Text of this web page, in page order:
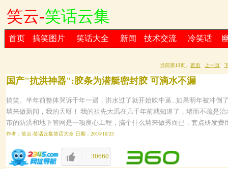
笑云-笑话云集
首页 搞笑图片 笑话大全 新闻 技术交流 冷笑话
当前第19页。 首页 上一页
国产"抗洪神器":胶条为潜艇密封胶 可滴水不漏
搞笑。半年前整体哭诉千年一遇，洪水过了就开始吹牛逼...如果明年被冲倒
墙来做新闻，我的天呀！ 我的祖先大禹在几千年前就知道了，堵而不疏是
市的防洪和地下管网是一项良心工程，搞个什么墙来做秀而已，套点研发费
作者：笑云-笑话云集笑话大全 日期：2016/10/25
30660